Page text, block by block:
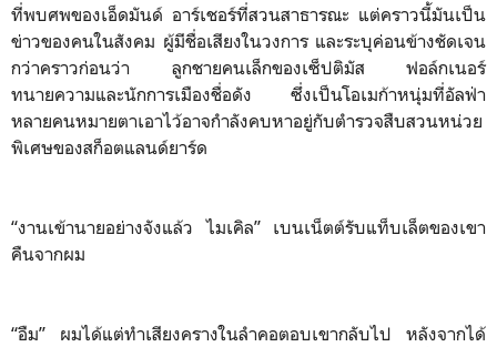
ที่พบศพของเอ็ดมันด์ อาร์เชอร์ที่สวนสาธารณะ แต่คราวนี้มันเป็น
ข่าวของคนในสังคม ผู้มีชื่อเสียงในวงการ และระบุค่อนข้างชัดเจน
กว่าคราวก่อนว่า ลูกชายคนเล็กของเซ็ปติมัส ฟอล์กเนอร์
ทนายความและนักการเมืองชื่อดัง ซึ่งเป็นโอเมก้าหนุ่มที่อัลฟ่า
หลายคนหมายตาเอาไว้อาจกำลังคบหาอยู่กับตำรวจสืบสวนหน่วย
พิเศษของสก็อตแลนด์ยาร์ด
“งานเข้านายอย่างจังแล้ว ไมเคิล” เบนเน็ตต์รับแท็บเล็ตของเขา
คืนจากผม
“อืม” ผมได้แต่ทำเสียงครางในลำคอตอบเขากลับไป หลังจากได้